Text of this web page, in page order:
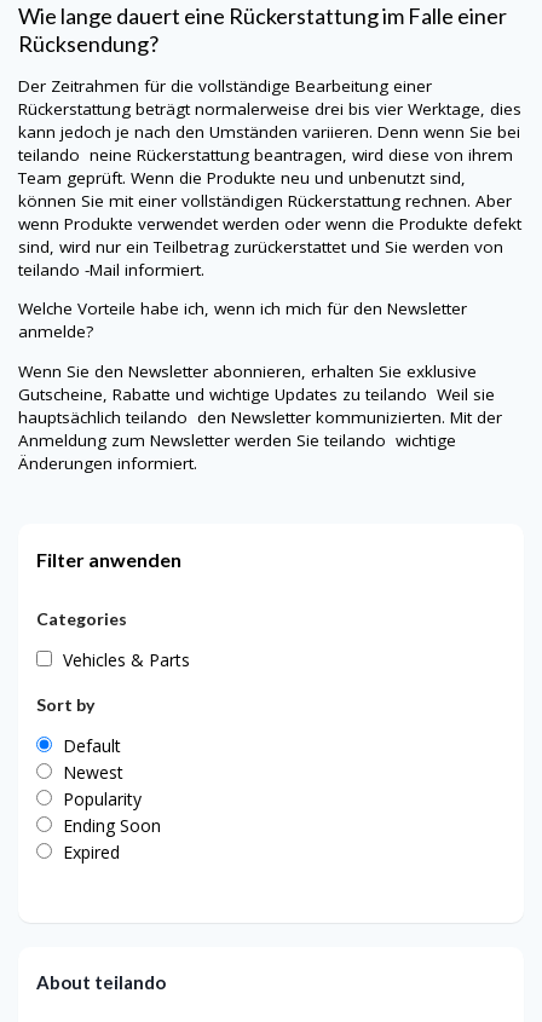
Wie lange dauert eine Rückerstattung im Falle einer
Rücksendung?
Der Zeitrahmen für die vollständige Bearbeitung einer
Rückerstattung beträgt normalerweise drei bis vier Werktage, dies
kann jedoch je nach den Umständen variieren. Denn wenn Sie bei
teilando neine Rückerstattung beantragen, wird diese von ihrem
Team geprüft. Wenn die Produkte neu und unbenutzt sind,
können Sie mit einer vollständigen Rückerstattung rechnen. Aber
wenn Produkte verwendet werden oder wenn die Produkte defekt
sind, wird nur ein Teilbetrag zurückerstattet und Sie werden von
teilando -Mail informiert.
Welche Vorteile habe ich, wenn ich mich für den Newsletter
anmelde?
Wenn Sie den Newsletter abonnieren, erhalten Sie exklusive
Gutscheine, Rabatte und wichtige Updates zuteilando Weil sie
hauptsächlichteilando den Newsletter kommunizierten. Mit der
Anmeldung zum Newsletter werden Sieteilando wichtige
Änderungen informiert.
Filter anwenden
Categories
Vehicles & Parts
Sort by
Default
Newest
Popularity
Ending Soon
Expired
About teilando